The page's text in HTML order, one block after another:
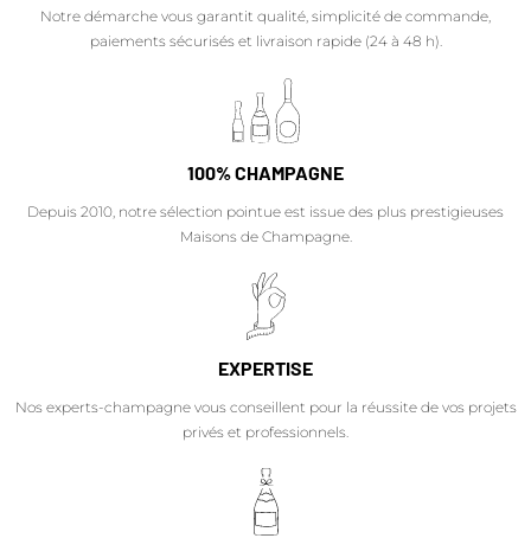
Notre démarche vous garantit qualité, simplicité de commande,
paiements sécurisés et livraison rapide (24 à 48 h).
100% CHAMPAGNE
Depuis 2010, notre sélection pointue est issue des plus prestigieuses
Maisons de Champagne.
EXPERTISE
Nos experts-champagne vous conseillent pour la réussite de vos projets
privés et professionnels.